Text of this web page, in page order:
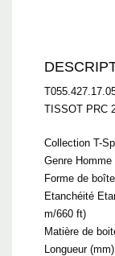
TISSOT PRC
Collection T-
Genre Homme
Forme de
Etanchéité
m/660 ft)
Matière de
Longueur